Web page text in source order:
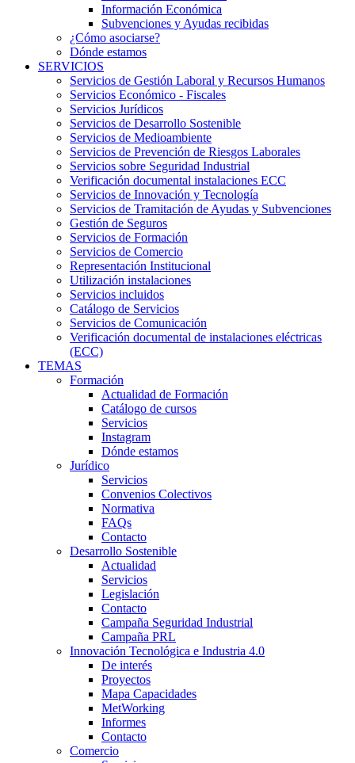
Información Económica
Subvenciones y Ayudas recibidas
¿Cómo asociarse?
Dónde estamos
SERVICIOS
Servicios de Gestión Laboral y Recursos Humanos
Servicios Económico - Fiscales
Servicios Jurídicos
Servicios de Desarrollo Sostenible
Servicios de Medioambiente
Servicios de Prevención de Riesgos Laborales
Servicios sobre Seguridad Industrial
Verificación documental instalaciones ECC
Servicios de Innovación y Tecnología
Servicios de Tramitación de Ayudas y Subvenciones
Gestión de Seguros
Servicios de Formación
Servicios de Comercio
Representación Institucional
Utilización instalaciones
Servicios incluidos
Catálogo de Servicios
Servicios de Comunicación
Verificación documental de instalaciones eléctricas
(ECC)
TEMAS
Formación
Actualidad de Formación
Catálogo de cursos
Servicios
Instagram
Dónde estamos
Jurídico
Servicios
Convenios Colectivos
Normativa
FAQs
Contacto
Desarrollo Sostenible
Actualidad
Servicios
Legislación
Contacto
Campaña Seguridad Industrial
Campaña PRL
Innovación Tecnológica e Industria 4.0
De interés
Proyectos
Mapa Capacidades
MetWorking
Informes
Contacto
Comercio